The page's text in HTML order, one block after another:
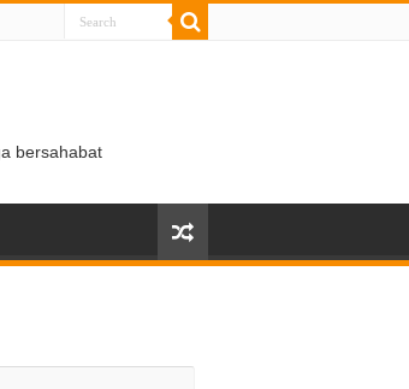
bersahabat